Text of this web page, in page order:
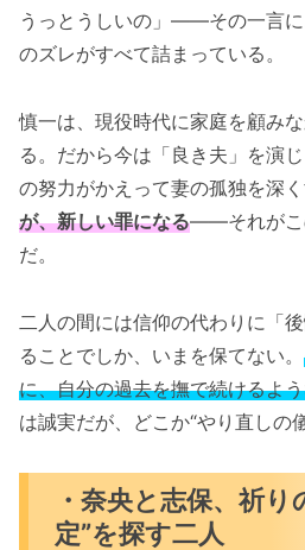
うっとうしいの」――その一言
のズレがすべて詰まっている。
慎一は、現役時代に家庭を顧み
る。だから今は「良き夫」を演
の努力がかえって妻の孤独を深く
が、新しい罪になる――それがこ
だ。
二人の間には信仰の代わりに「
ることでしか、いまを保てない。
に、自分の過去を撫で続けるよ
は誠実だが、どこか“やり直しの
・奈央と志保、祈
定”を探す二人